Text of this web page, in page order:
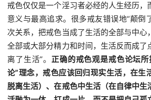
戒色仅仅是一个淫习者必经的人生经历，
意义与最高追求。很多戒友错误地“颠倒
次关系，把戒色当成了生活的全部与中心
全部或大部分精力和时间，生活反而成了
离了生活”。正确的戒色观是戒色论坛
论”理念，戒色应该回归现实生活，在生
脱离生活）、在戒色中生活（在自律中生